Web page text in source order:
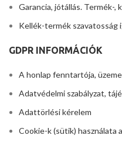
Garancia, jótállás. Termék-,
Kellék-termék szavatosság
GDPR INFORMÁCIÓK
A honlap fenntartója,
Adatvédelmi szabályzat,
Adattörlési kérelem
Cookie-k (sütik) használata